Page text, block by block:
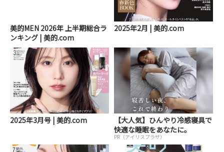
美的MEN 2026年 上半期総合ラ
ンキング | 美的.com
2025年2月 | 美的.com
2025年3月号 | 美的.com
【大人気】ひんやり冷感寝具で
快適な睡眠をあなたに。
PR（アイリスプラザ）